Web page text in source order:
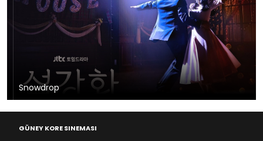
Snowdrop
GÜNEY KORE SINEMASI